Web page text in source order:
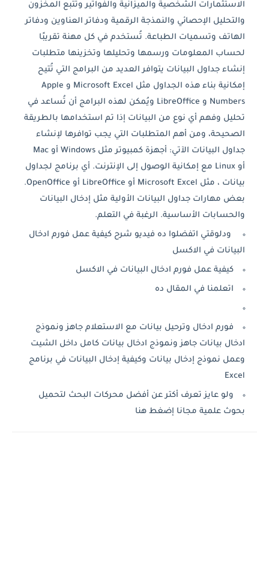
الاستثمارات الشخصية والميزانية والفواتير وتتبع المخزون
والتحليل الإحصائي والنمذجة الرقمية ودفاتر العناوين ودفاتر
الهاتف وتسميات الطباعة. تُستخدم في كل مهنة تقريبًا
لحساب المعلومات ورسمها وتحليلها وتخزينها متطلبات
إنشاء جداول البيانات يتوافر العديد من البرامج التي تُتيح
إمكانية بناء هذه الجداول مثل Microsoft Excel و Apple
Numbers و LibreOffice ويُمكن لهذه البرامج أن تُساعد في
تحليل وفهم أي نوع من البيانات إذا تم استخدامها بالطريقة
الصحيحة، ومن أهم المتطلبات التي يجب توافرها لإنشاء
جداول البيانات الآتي: أجهزة كمبيوتر مثل Windows أو Mac
أو Linux مع إمكانية الوصول إلى الإنترنت. أي برنامج لجداول
بيانات ، مثل Microsoft Excel أو LibreOffice أو OpenOffice.
بعض مهارات جداول البيانات الأولية مثل إدخال البيانات
والحسابات الأساسية. الرغبة في التعلم.
ودلوقتي اتفضلوا ده فيديو شرح كيفية عمل فورم ادخال
البيانات في الاكسل
كيفية عمل فورم ادخال البيانات في الاكسل
اتعلمنا في المقال ده
فورم ادخال وترحيل بيانات مع الاستعلام جاهز ونموذج
ادخال بيانات جاهز ونموذج ادخال بيانات كامل داخل الشيت
وعمل نموذج إدخال بيانات وكيفية إدخال البيانات في برنامج
Excel
ولو عايز تعرف أكتر عن أفضل محركات البحث لتحميل
بحوث علمية مجانا إضغط هنا